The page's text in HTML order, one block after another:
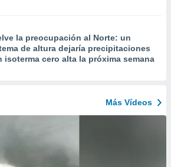
la preocupación al Norte: un
de altura dejaría precipitaciones
isoterma cero alta la próxima semana
Más Vídeos